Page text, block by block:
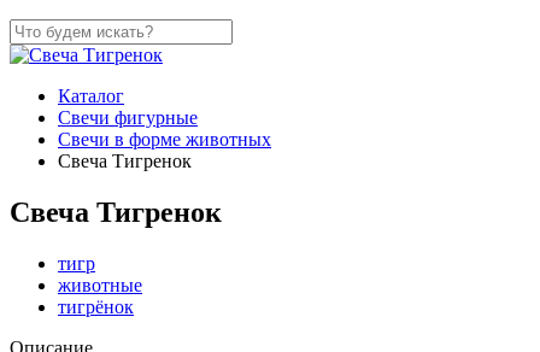
Каталог
Свечи фигурные
Свечи в форме животных
Свеча Тигренок
Свеча Тигренок
тигр
животные
тигрёнок
Описание